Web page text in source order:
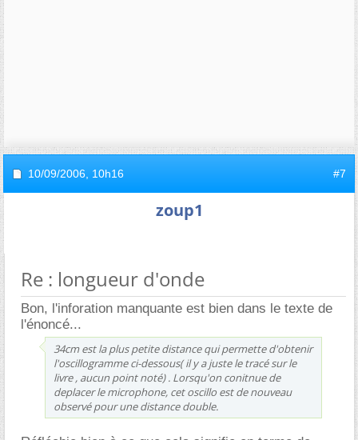
10/09/2006, 10h16 #7
zoup1
Re : longueur d'onde
Bon, l'inforation manquante est bien dans le texte de
l'énoncé...
34cm est la plus petite distance qui permette d'obtenir
l'oscillogramme ci-dessous( il y a juste le tracé sur le
livre , aucun point noté) . Lorsqu'on conitnue de
deplacer le microphone, cet oscillo est de nouveau
observé pour une distance double.